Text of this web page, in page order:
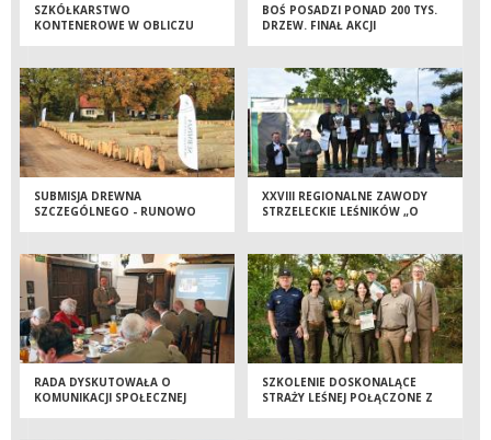
SZKÓŁKARSTWO
KONTENEROWE W OBLICZU
BOŚ POSADZI PONAD 200 TYS.
DRZEW. FINAŁ AKCJI
SUBMISJA DREWNA
SZCZEGÓLNEGO - RUNOWO
XXVIII REGIONALNE ZAWODY
STRZELECKIE LEŚNIKÓW „O
RADA DYSKUTOWAŁA O
KOMUNIKACJI SPOŁECZNEJ
SZKOLENIE DOSKONALĄCE
STRAŻY LEŚNEJ POŁĄCZONE Z